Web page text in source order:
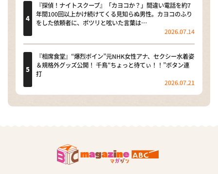
『探偵！ナイトスクープ』「カヨコか？」間違い電話を約7
年間100回以上かけ続けてくる見知らぬ男性。カヨコのふり
をした依頼者に、ポツリと呟いた言葉は…
2026.07.14
『相席食堂』“爆烈ボイン”元NHK女性アナ、セクシー水着姿
＆規格外グッズ公開！ 千鳥“ちょっと待てぃ！！”ボタン連
打
2026.07.21